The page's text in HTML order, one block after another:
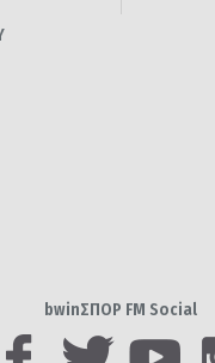
bwinΣΠΟΡ FM Social